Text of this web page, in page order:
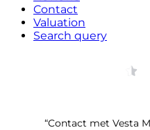
Contact
Valuation
Search query
“Contact met Vesta